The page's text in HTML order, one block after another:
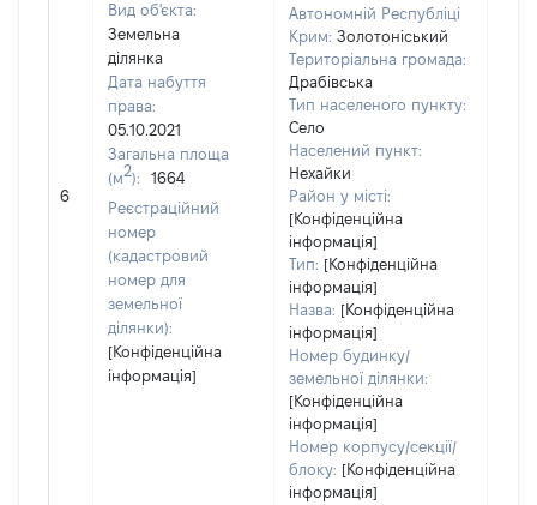
6
Вид об'єкта:
Земельна
ділянка
Дата набуття
права:
05.10.2021
Загальна площа
(м2):
1664
Реєстраційний
номер
(кадастровий
номер для
земельної
ділянки):
[Конфіденційна
інформація]
Автономній Республіці
Крим: Золотоніський
Територіальна громада:
Драбівська
Тип населеного пункту:
Село
Населений пункт:
Нехайки
Район у місті:
[Конфіденційна
інформація]
Тип: [Конфіденційна
інформація]
Назва: [Конфіденційна
інформація]
Номер будинку/
земельної ділянки:
[Конфіденційна
інформація]
Номер корпусу/секції/
блоку: [Конфіденційна
інформація]